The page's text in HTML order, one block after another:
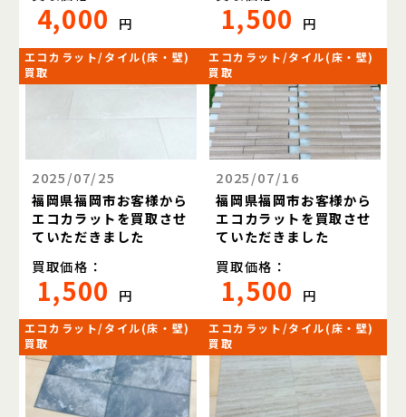
4,000 円 1,500 円
エコカラット/タイル(床・壁)
買取
2025/07/25
福岡県福岡市お客様から
エコカラットを買取させ
ていただきました
買取価格：
1,500 円
エコカラット/タイル(床・壁)
買取
2025/07/16
福岡県福岡市お客様から
エコカラットを買取させ
ていただきました
買取価格：
1,500 円
エコカラット/タイル(床・壁)
買取
エコカラット/タイル(床・壁)
買取